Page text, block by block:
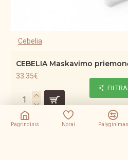
Cebelia
CEBELIA Maskavimo
33.35€
Pagrindinis Norai Palyginimas